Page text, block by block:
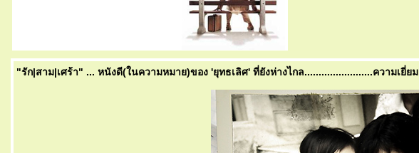
"รัก|สาม|เศร้า" ... หนังดี(ในความหมาย)ของ 'ยุทธเลิศ' ที่ยังห่างไกล........................ความเยี่ยม